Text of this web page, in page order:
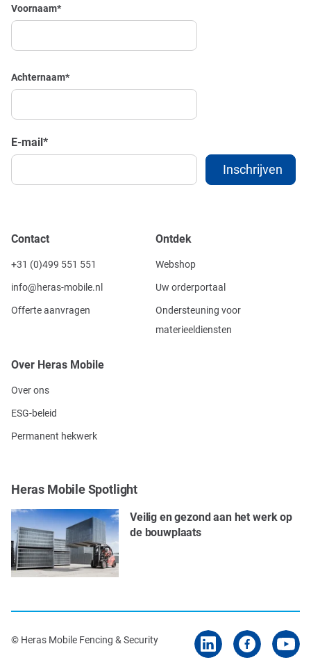
Voornaam*
Achternaam*
E-mail*
Contact
+31 (0)499 551 551
info@heras-mobile.nl
Offerte aanvragen
Ontdek
Webshop
Uw orderportaal
Ondersteuning voor
materieeldiensten
Over Heras Mobile
Over ons
ESG-beleid
Permanent hekwerk
Heras Mobile Spotlight
Veilig en gezond aan het werk op
de bouwplaats
© Heras Mobile Fencing & Security